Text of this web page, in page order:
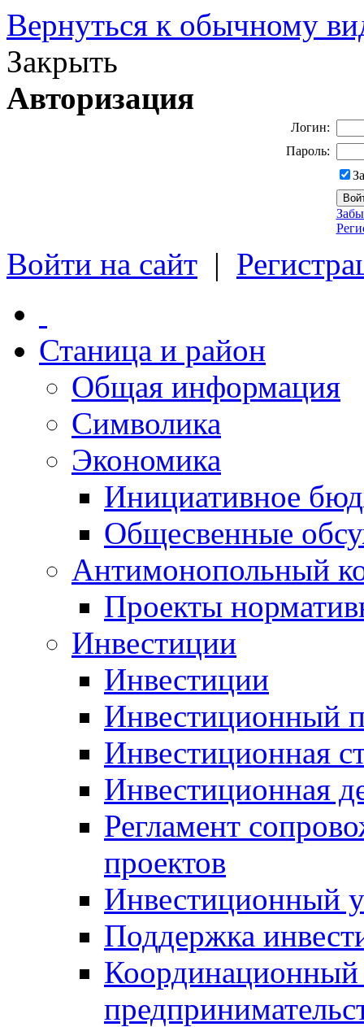
Вернуться к обычному
Закрыть
Авторизация
Логин:
Пароль:
Войти на сайт |
Станица и район
Общая информация
Символика
Экономика
Инициативное
Общесвенные
Антимонопольный
Проекты
Инвестиции
Инвестиции
Инвестиционный
Инвестиционная
Инвестиционная
Регламент
проектов
Инвестиционный
Поддержка
Координационный